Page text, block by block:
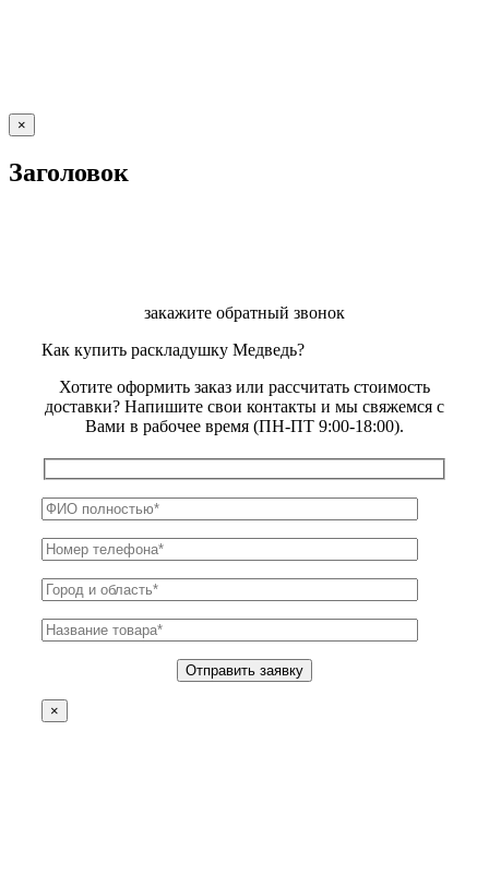
Close
product
view
×
Заголовок
закажите обратный звонок
Как купить раскладушку Медведь?
Хотите оформить заказ или рассчитать стоимость
доставки? Напишите свои контакты и мы свяжемся с
Вами в рабочее время (ПН-ПТ 9:00-18:00).
×